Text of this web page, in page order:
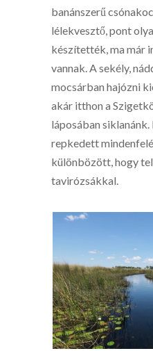
banánszerű
lélekvesztő, pont
készítették, ma már
vannak. A sekély,
mocsárban hajózni
akár itthon a
láposában
repkedett
különbözött, hogy
tavirózsákkal.